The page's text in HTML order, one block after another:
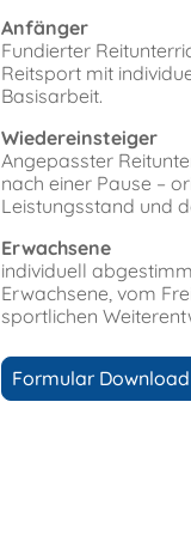
Anfänger
Fundierter
Reitsport mit
Basisarbeit.
Wiedereinsteiger
Angepasster
nach einer Pause –
Leistungsstand und
Erwachsene
individuell
Erwachsene, vom
sportlichen
Formular Download